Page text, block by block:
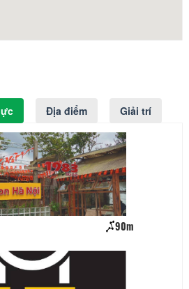
Địa điểm Giải trí
90m